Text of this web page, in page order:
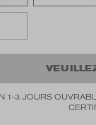
1-3 JOURS